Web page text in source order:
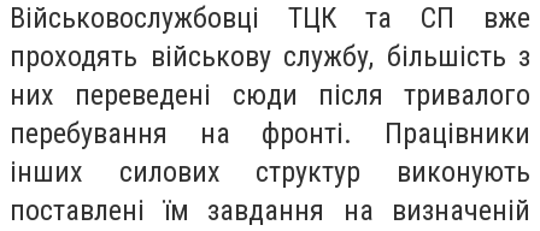
Військовослужбовці ТЦК та СП вже
проходять військову службу, більшість з
них переведені сюди після тривалого
перебування на фронті. Працівники
інших силових структур виконують
поставлені їм завдання на визначеній